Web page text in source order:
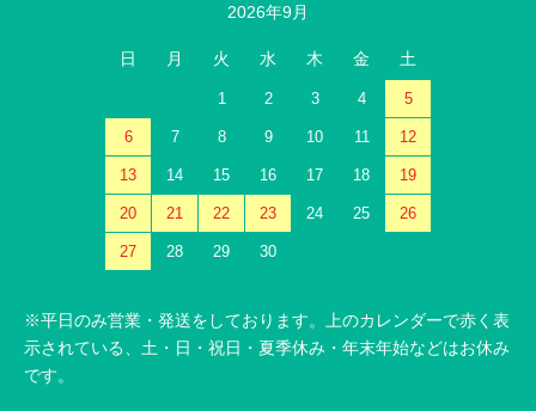
2026年9月
日 月 火 水 木 金 土
1 2 3 4 5
6 7 8 9 10 11 12
13 14 15 16 17 18 19
20 21 22 23 24 25 26
27 28 29 30
※平日のみ営業・発送をしております。上のカレンダーで赤く表
示されている、土・日・祝日・夏季休み・年末年始などはお休み
です。